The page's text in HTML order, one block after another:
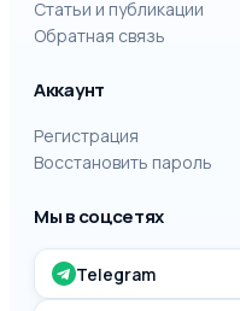
Статьи и публикации
Обратная связь
Аккаунт
Регистрация
Восстановить пароль
Мы в соцсетях
Telegram